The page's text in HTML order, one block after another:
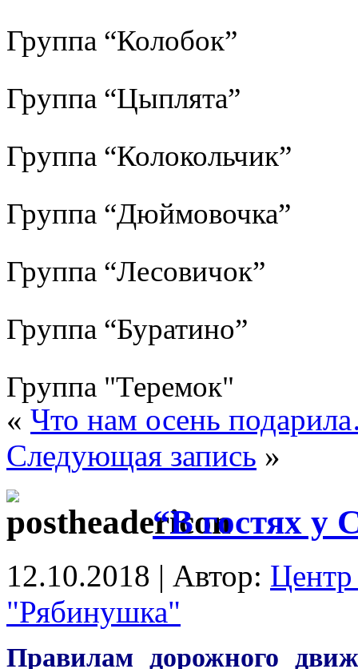
Группа “Колобок”
Группа “Цыплята”
Группа “Колокольчик”
Группа “Дюймовочка”
Группа “Лесовичок”
Группа “Буратино”
Группа "Теремок"
« Что нам осень
Следующая запись »
“В гостях у
12.10.2018 | Автор: Центр
"Рябинушка"
Правилам дорожного